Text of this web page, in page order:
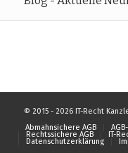
© 2015 - 2026 IT-Recht
Abmahnsichere AGB
Rechtssichere AGB IT-
Datenschutzerklärung